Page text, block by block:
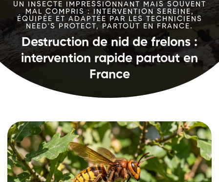
UN INSECTE IMPRESSIONNANT MAIS SOUVENT
MAL COMPRIS : INTERVENTION SEREINE,
ÉQUIPÉE ET ADAPTÉE PAR LES TECHNICIENS
NEED'S PROTECT, PARTOUT EN FRANCE.
Destruction de nid de frelons :
intervention rapide partout en
France